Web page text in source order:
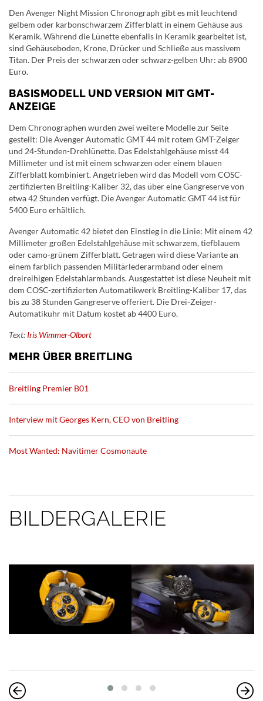
Den Avenger Night Mission Chronograph gibt es mit leuchtend
gelbem oder karbonschwarzem Zifferblatt in einem Gehäuse aus
Keramik. Während die Lünette ebenfalls in Keramik gearbeitet ist,
sind Gehäuseboden, Krone, Drücker und Schließe aus massivem
Titan. Der Preis der schwarzen oder schwarz-gelben Uhr: ab 8900
Euro.
BASISMODELL UND VERSION MIT GMT-
ANZEIGE
Dem Chronographen wurden zwei weitere Modelle zur Seite
gestellt: Die Avenger Automatic GMT 44 mit rotem GMT-Zeiger
und 24-Stunden-Drehlünette. Das Edelstahlgehäuse misst 44
Millimeter und ist mit einem schwarzen oder einem blauen
Zifferblatt kombiniert. Angetrieben wird das Modell vom COSC-
zertifizierten Breitling-Kaliber 32, das über eine Gangreserve von
etwa 42 Stunden verfügt. Die Avenger Automatic GMT 44 ist für
5400 Euro erhältlich.
Avenger Automatic 42 bietet den Einstieg in die Linie: Mit einem 42
Millimeter großen Edelstahlgehäuse mit schwarzem, tiefblauem
oder camo-grünem Zifferblatt. Getragen wird diese Variante an
einem farblich passenden Militärlederarmband oder einem
dreireihigen Edelstahlarmbands. Ausgestattet ist diese Neuheit mit
dem COSC-zertifizierten Automatikwerk Breitling-Kaliber 17, das
bis zu 38 Stunden Gangreserve offeriert. Die Drei-Zeiger-
Automatikuhr mit Datum kostet ab 4400 Euro.
Text: Iris Wimmer-Olbort
MEHR ÜBER BREITLING
Breitling Premier B01
Interview mit Georges Kern, CEO von Breitling
Most Wanted: Navitimer Cosmonaute
BILDERGALERIE